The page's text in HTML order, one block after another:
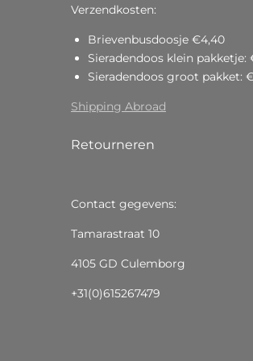
Verzendkosten:
Brievenbusdoosje €4,40
Sieradendoos klein pakketje:
Sieradendoos groot pakket:
Shipping Abroad
Retourneren
Contact gegevens:
Tamarastraat 10
4105 GD Culemborg
+31(0)615267479